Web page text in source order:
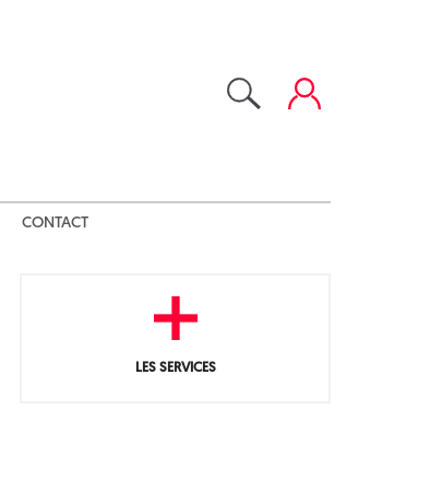
CONTACT
LES SERVICES